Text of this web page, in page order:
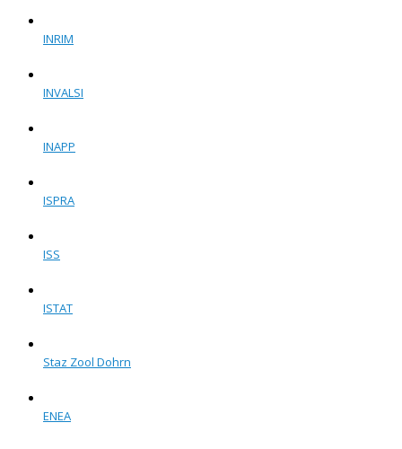
INRIM
INVALSI
INAPP
ISPRA
ISS
ISTAT
Staz Zool Dohrn
ENEA